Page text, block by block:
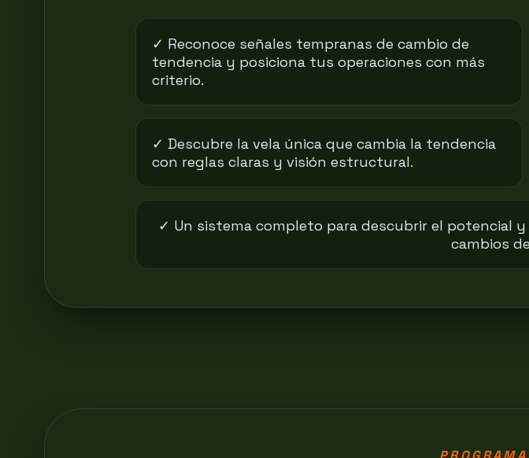
✓ Reconoce señales tempranas de cambio de
tendencia y posiciona tus operaciones con más
criterio.
✓ Descubre la vela única que cambia la tendencia
con reglas claras y visión estructural.
✓ Un sistema completo para descubrir el potencial
cambios